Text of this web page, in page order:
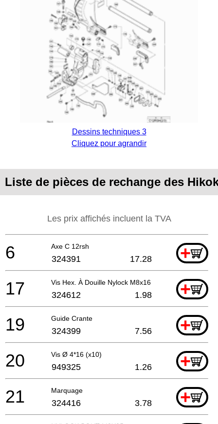
Dessins techniques 3
Cliquez pour agrandir
Liste de pièces de rechange des
Les prix affichés incluent la TVA
Axe C 12rsh +
6 324391 17.28
Vis Hex. À Douille Nylock M8x16 +
17 324612 1.98
Guide Crante +
19 324399 7.56
Vis Ø 4*16 (x10) +
20 949325 1.26
Marquage +
21 324416 3.78